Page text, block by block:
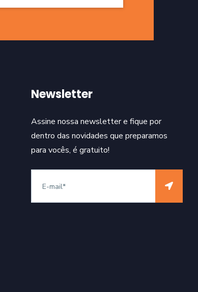
Newsletter
Assine nossa newsletter e fique por
dentro das novidades que preparamos
para vocês, é gratuito!